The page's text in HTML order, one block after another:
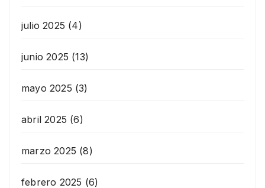
julio 2025 (4)
junio 2025 (13)
mayo 2025 (3)
abril 2025 (6)
marzo 2025 (8)
febrero 2025 (6)